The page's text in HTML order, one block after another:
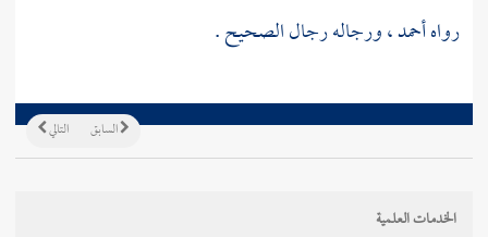
رواهأحمد، ورجاله رجال الصحيح .
التالي السابق
الخدمات العلمية